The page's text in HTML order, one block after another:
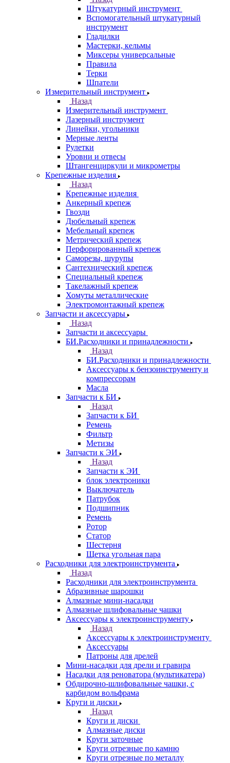
Штукатурный инструмент
Вспомогательный штукатурный
инструмент
Гладилки
Мастерки, кельмы
Миксеры универсальные
Правила
Терки
Шпатели
Измерительный инструмент
Назад
Измерительный инструмент
Лазерный инструмент
Линейки, угольники
Мерные ленты
Рулетки
Уровни и отвесы
Штангенциркули и микрометры
Крепежные изделия
Назад
Крепежные изделия
Анкерный крепеж
Гвозди
Дюбельный крепеж
Мебельный крепеж
Метрический крепеж
Перфорированный крепеж
Саморезы, шурупы
Сантехнический крепеж
Специальный крепеж
Такелажный крепеж
Хомуты металлические
Электромонтажный крепеж
Запчасти и аксессуары
Назад
Запчасти и аксессуары
БИ.Расходники и принадлежности
Назад
БИ.Расходники и принадлежности
Аксессуары к бензоинструменту и
компрессорам
Масла
Запчасти к БИ
Назад
Запчасти к БИ
Ремень
Фильтр
Метизы
Запчасти к ЭИ
Назад
Запчасти к ЭИ
блок электроники
Выключатель
Патрубок
Подшипник
Ремень
Ротор
Статор
Шестерня
Щетка угольная пара
Расходники для электроинструмента
Назад
Расходники для электроинструмента
Абразивные шарошки
Алмазные мини-насадки
Алмазные шлифовальные чашки
Аксессуары к электроинструменту
Назад
Аксессуары к электроинструменту
Аксессуары
Патроны для дрелей
Мини-насадки для дрели и гравира
Насадки для реноватора (мультикатера)
Обдирочно-шлифовальные чашки, с
карбидом вольфрама
Круги и диски
Назад
Круги и диски
Алмазные диски
Круги заточные
Круги отрезные по камню
Круги отрезные по металлу